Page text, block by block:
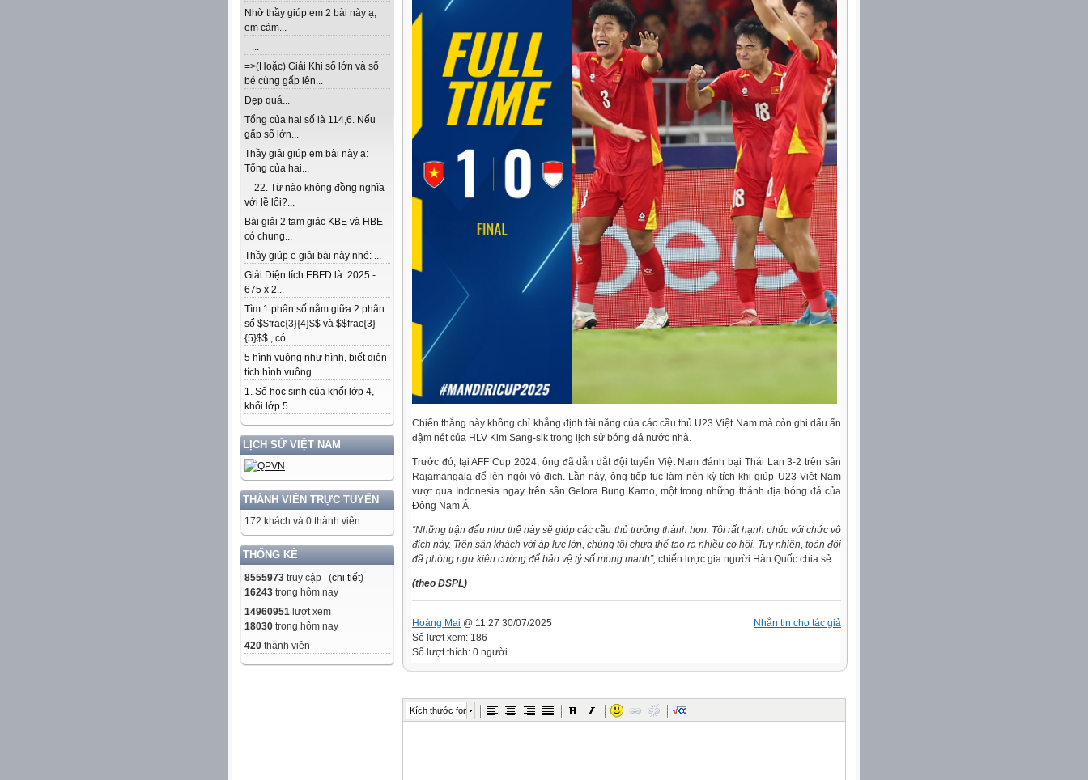
Nhờ thầy giúp em 2 bài này ạ,
em cảm...
...
=>(Hoặc) Giải Khi số lớn và số
bé cùng gấp lên...
Đẹp quá...
Tổng của hai số là 114,6. Nếu
gấp số lớn...
Thầy giải giúp em bài này ạ:
Tổng của hai...
22. Từ nào không đồng nghĩa
với lề lối?...
Bài giải 2 tam giác KBE và HBE
có chung...
Thầy giúp e giải bài này nhé: ...
Giải Diện tích EBFD là: 2025 -
675 x 2...
Tìm 1 phân số nằm giữa 2 phân
số $$frac{3}{4}$$ và $$frac{3}
{5}$$ , có...
5 hình vuông như hình, biết diện
tích hình vuông...
1. Số học sinh của khối lớp 4,
khối lớp 5...
LỊCH SỬ VIỆT NAM
THÀNH VIÊN TRỰC TUYẾN
172 khách và 0 thành viên
THỐNG KÊ
8555973 truy cập (chi tiết)
16243 trong hôm nay
14960951 lượt xem
18030 trong hôm nay
420 thành viên
Chiến thắng này không chỉ khẳng định tài năng của các cầu thủ U23 Việt Nam mà còn ghi dấu ấn
đậm nét của HLV Kim Sang-sik trong lịch sử bóng đá nước nhà.
Trước đó, tại AFF Cup 2024, ông đã dẫn dắt đội tuyển Việt Nam đánh bại Thái Lan 3-2 trên sân
Rajamangala để lên ngôi vô địch. Lần này, ông tiếp tục làm nên kỳ tích khi giúp U23 Việt Nam
vượt qua Indonesia ngay trên sân Gelora Bung Karno, một trong những thánh địa bóng đá của
Đông Nam Á.
“Những trận đấu như thế này sẽ giúp các cầu thủ trưởng thành hơn. Tôi rất hạnh phúc với chức vô
địch này. Trên sân khách với áp lực lớn, chúng tôi chưa thể tạo ra nhiều cơ hội. Tuy nhiên, toàn đội
đã phòng ngự kiên cường để bảo vệ tỷ số mong manh”, chiến lược gia người Hàn Quốc chia sẻ.
(theo ĐSPL)
Nhắn tin cho tác giả
Hoàng Mai @ 11:27 30/07/2025
Số lượt xem: 186
Số lượt thích: 0 người
Kích thước font